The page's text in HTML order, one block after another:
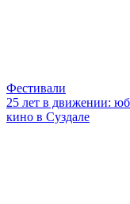
Фестивали
25 лет в движении:
кино в Суздале